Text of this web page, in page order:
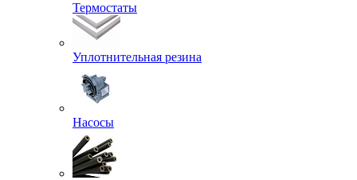
Термостаты
Уплотнительная резина
Насосы